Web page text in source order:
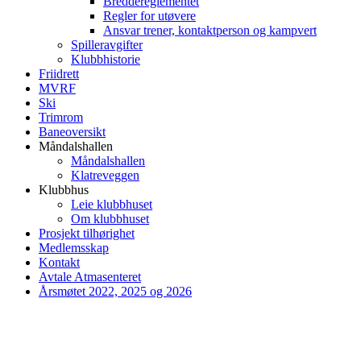
Regler for utøvere
Ansvar trener, kontaktperson og kampvert
Spilleravgifter
Klubbhistorie
Friidrett
MVRF
Ski
Trimrom
Baneoversikt
Måndalshallen
Måndalshallen
Klatreveggen
Klubbhus
Leie klubbhuset
Om klubbhuset
Prosjekt tilhørighet
Medlemsskap
Kontakt
Avtale Atmasenteret
Årsmøtet 2022, 2025 og 2026